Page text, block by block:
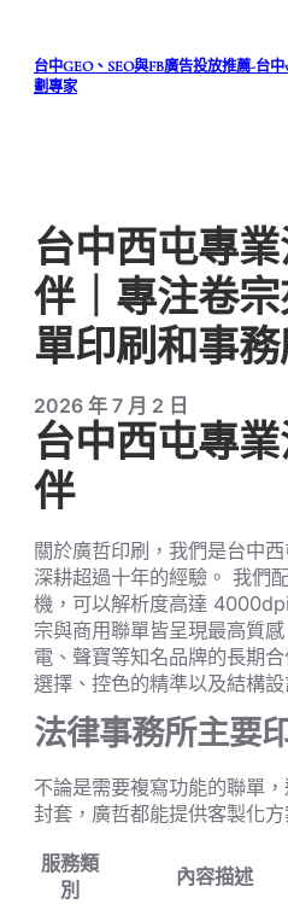
台中GEO、SEO與FB廣告投放推薦-台中
劃專家
台中西屯專
伴｜專注卷
單印刷和事
2026 年 7 月 2 日
台中西屯專
伴
關於廣哲印刷，我們是台中
深耕超過十年的經驗。 我們
機，可以解析度高達
宗與商用聯單皆呈現最高質
電、聲寶等知名品牌的長期
選擇、控色的精準以及結構
法律事務所主要
不論是需要複寫功能的聯單
封套，廣哲都能提供客製化方
服務類
別
內容描述